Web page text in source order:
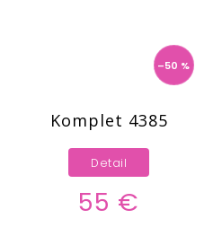
–50 %
Komplet 4385
55 €
Detail